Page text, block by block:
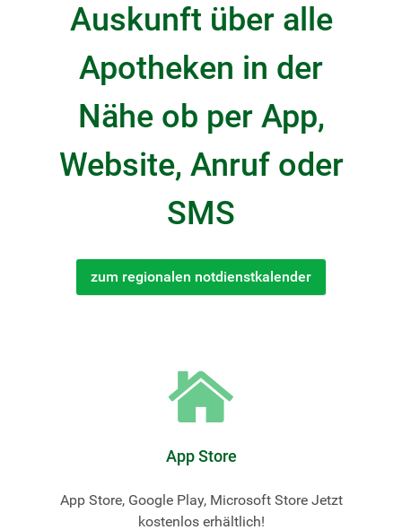
Auskunft über alle
Apotheken in der
Nähe ob per App,
Website, Anruf oder
SMS
zum regionalen notdienstkalender
App Store
App Store, Google Play, Microsoft Store Jetzt
kostenlos erhältlich!